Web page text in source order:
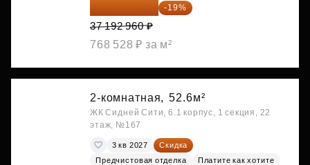
30 126 298 ₽ -19%
37 192 960 ₽
768 528 ₽ за м²
2-комнатная, 52.6м²
ЖК Сидней Сити, 6.1 корпус, 1 секция, 22
этаж, №167
3 кв 2027
Скидка
Предчистовая отделка
Платите как хотите